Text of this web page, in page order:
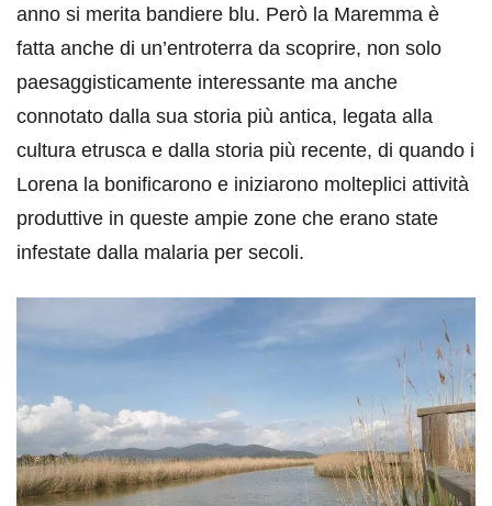
anno si merita bandiere blu. Però la Maremma è
fatta anche di un’entroterra da scoprire, non solo
paesaggisticamente interessante ma anche
connotato dalla sua storia più antica, legata alla
cultura etrusca e dalla storia più recente, di quando i
Lorena la bonificarono e iniziarono molteplici attività
produttive in queste ampie zone che erano state
infestate dalla malaria per secoli.